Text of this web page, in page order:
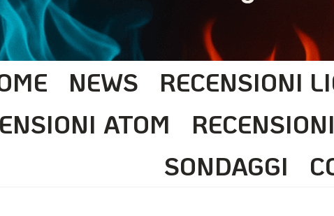
NEWS RECENSIONI
ATOM
SONDAGGI